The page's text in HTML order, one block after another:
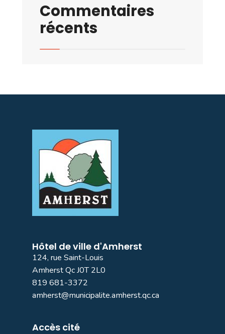
Commentaires
récents
Hôtel de ville d'Amherst
124, rue Saint-Louis
Amherst Qc J0T 2L0
819 681-3372
amherst@municipalite.amherst.qc.ca
Accès cité